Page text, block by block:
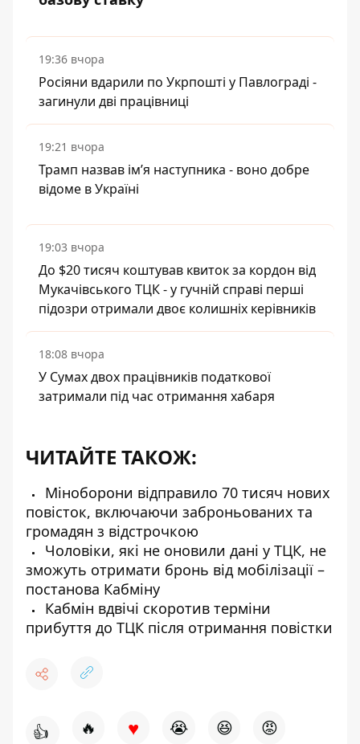
19:36 вчора
Росіяни вдарили по Укрпошті у Павлограді -
загинули дві працівниці
19:21 вчора
Трамп назвав імʼя наступника - воно добре
відоме в Україні
19:03 вчора
До $20 тисяч коштував квиток за кордон від
Мукачівського ТЦК - у гучній справі перші
підозри отримали двоє колишніх керівників
18:08 вчора
У Сумах двох працівників податкової
затримали під час отримання хабаря
ЧИТАЙТЕ ТАКОЖ:
Міноборони відправило 70 тисяч нових
повісток, включаючи заброньованих та
громадян з відстрочкою
Чоловіки, які не оновили дані у ТЦК, не
зможуть отримати бронь від мобілізації –
постанова Кабміну
Кабмін вдвічі скоротив терміни
прибуття до ТЦК після отримання повістки
👍 🔥 ♥ 😭 😆 😡